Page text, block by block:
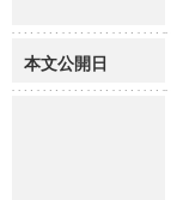
本文公開日